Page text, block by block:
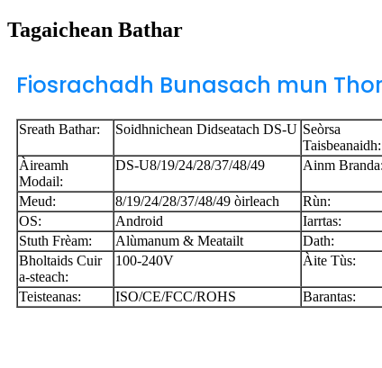
Tagaichean Bathar
Fiosrachadh Bunasach mun
Sreath Bathar: Soidhnichean Didseatach DS-U Seòrsa
Taisbeanaidh:
Àireamh
Modail:
DS-U8/19/24/28/37/48/49 Ainm Branda:
Meud: 8/19/24/28/37/48/49 òirleach
Rùn:
OS:
Android Iarrtas:
Stuth Frèam:
Alùmanum & Meatailt Dath:
Bholtaids Cuir
a-steach:
100-240V Àite Tùs:
Teisteanas: ISO/CE/FCC/ROHS Barantas: